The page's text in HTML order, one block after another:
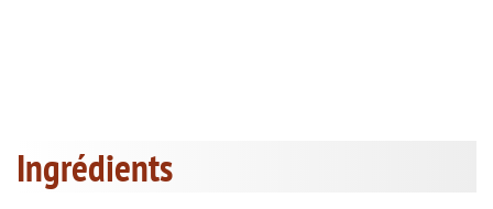
Ingrédients